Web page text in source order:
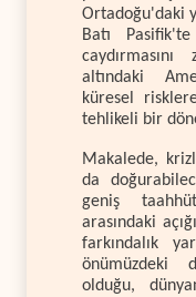
Ortadoğu'daki
Batı
altındaki
küresel
tehlikeli bir
Makalede,
da
geniş
arasındaki
farkındalık
önümüzdeki
olduğu,